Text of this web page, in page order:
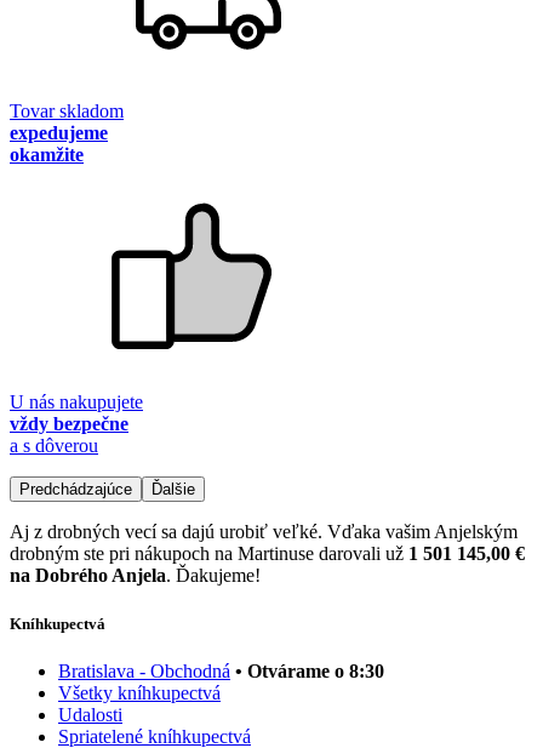
Tovar skladom
expedujeme
okamžite
U nás nakupujete
vždy bezpečne
a s dôverou
Predchádzajúce Ďalšie
Aj z drobných vecí sa dajú urobiť veľké. Vďaka vašim Anjelským
drobným ste pri nákupoch na Martinuse darovali už 1 501 145,00 €
na Dobrého Anjela. Ďakujeme!
Kníhkupectvá
Bratislava - Obchodná • Otvárame o 8:30
Všetky kníhkupectvá
Udalosti
Spriatelené kníhkupectvá